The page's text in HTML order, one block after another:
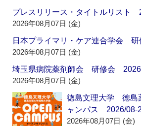
プレスリリース・タイトルリスト
2026年08月07日 (金)
日本プライマリ・ケア連合学会
2026年08月07日 (金)
埼玉県病院薬剤師会 研修会
2026年08月07日 (金)
徳島文理大学 徳島
ャンパス 2026/08-
2026年08月07日 (金)